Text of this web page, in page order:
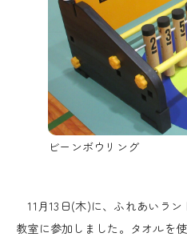
ビーンボウリング
11月13日(木)に、ふれあいラ
教室に参加しました。タオルを